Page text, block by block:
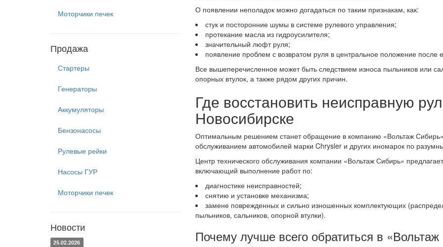
Моторчики печек
Продажа
Стартеры
Генераторы
Аккумуляторы
Бензонасосы
Рулевые рейки
Насосы ГУР
Моторчики печек
Новости
25.02.2026
О появлении неполадок можно догадаться по таким признакам, как:
стук и посторонние шумы в системе рулевого управления;
протекание масла из гидроусилителя;
значительный люфт руля;
появление проблем с возвратом руля в центральное положение после
Все вышеперечисленное может быть следствием износа пыльников или
опорных втулок, а также рядом других причин.
Где восстановить неисправную
Новосибирске
Оптимальным решением станет обращение в компанию «Вольтаж
обслуживанием автомобилей марки Chrysler и других иномарок по
Центр технического обслуживания компании «Вольтаж Сибирь»
включающий выполнение работ по:
диагностике неисправностей;
снятию и установке механизма;
замене поврежденных и сильно изношенных комплектующих
пыльников, сальников, опорной втулки).
Почему лучше всего обратиться в